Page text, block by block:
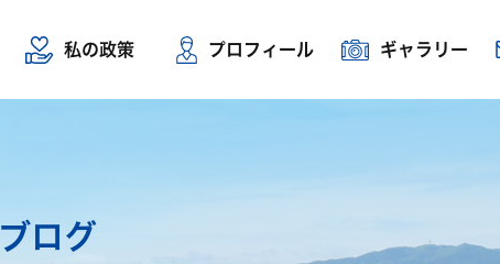
私の政策 プロフィール ギャラリー
ブログ